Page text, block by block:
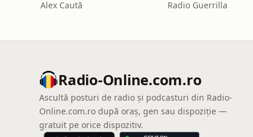
Alex Caută Radio Guerrilla
Radio-Online.com.ro
Ascultă posturi de radio și podcasturi din Radio-
Online.com.ro după oraș, gen sau dispoziție —
gratuit pe orice dispozitiv.